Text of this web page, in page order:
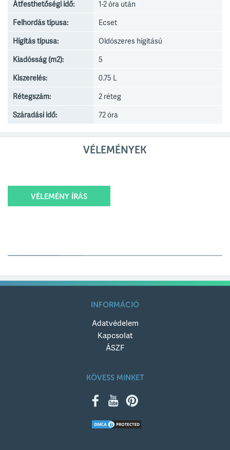
Átfesthetőségi idő:
1-2 óra után
Felhordás típusa:
Ecset
Hígítás típusa:
Oldószeres hígítású
Kiadósság (m2):
5
Kiszerelés:
0.75 L
Rétegszám:
2 réteg
Száradási idő:
72 óra
VÉLEMÉNYEK
VÉLEMÉNY ÍRÁS
Értékelésed címe
INFORMÁCIÓ
Adatvédelem
Kapcsolat
ÁSZF
KÖVESS MINKET